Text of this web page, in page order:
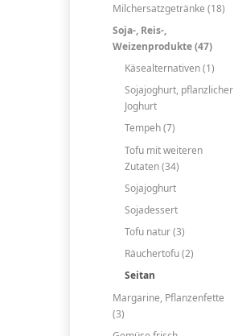
Milchersatzgetränke (18)
Soja-, Reis-,
Weizenprodukte (47)
Käsealternativen (1)
Sojajoghurt, pflanzlicher
Joghurt
Tempeh (7)
Tofu mit weiteren
Zutaten (34)
Sojajoghurt
Sojadessert
Tofu natur (3)
Räuchertofu (2)
Seitan
Margarine, Pflanzenfette
(3)